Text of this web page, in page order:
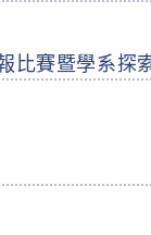
比賽暨學系探